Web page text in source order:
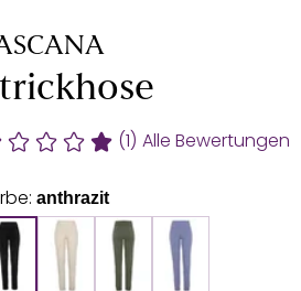
(1) Alle Bewertungen
anthrazit